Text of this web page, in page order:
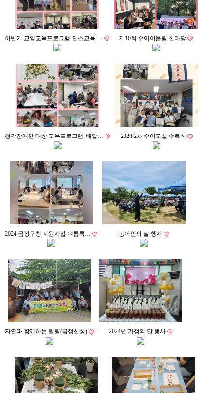
하반기 교양교육프로그램-댄스교육,… 제10회 수어어울림 한마당
청각장애인 대상 교육프로그램"배달… 2024 2차 수어교실 수료식
2024 금정구청 지원사업 여름특… 농아인의 날 행사
자연과 함께하는 힐링(금정산성) 2024년 가정의 달 행사